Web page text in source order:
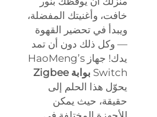
خافت، وأغنيتك المفضلة،
ويبدأ في تحضير القهوة
— وكل ذلك دون أن تمد
يدك! جهاز HaoMeng’s
Switch بوابة Zigbee
يحوّل هذا الحلم إلى
حقيقة، حيث يمكن